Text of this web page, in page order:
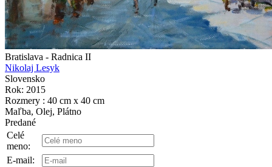
Bratislava - Radnica II
Nikolaj Lesyk
Slovensko
Rok: 2015
Rozmery : 40 cm x 40 cm
Maľba, Olej, Plátno
Predané
Celé
meno:
E-mail: